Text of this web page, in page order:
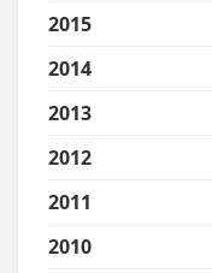
2015
2014
2013
2012
2011
2010